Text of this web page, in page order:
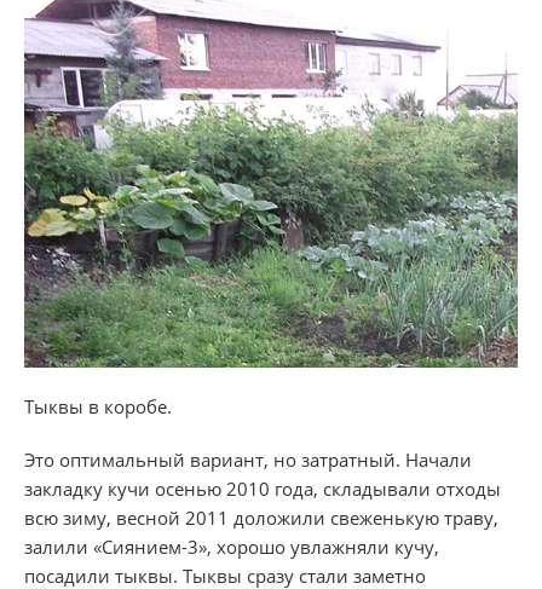
Тыквы в коробе.
Это оптимальный вариант, но затратный. Начали
закладку кучи осенью 2010 года, складывали отходы
всю зиму, весной 2011 доложили свеженькую траву,
залили «Сиянием-3», хорошо увлажняли кучу,
посадили тыквы. Тыквы сразу стали заметно